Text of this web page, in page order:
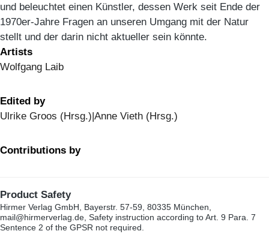
und beleuchtet einen Künstler, dessen Werk seit Ende der
1970er-Jahre Fragen an unseren Umgang mit der Natur
stellt und der darin nicht aktueller sein könnte.
Artists
Wolfgang Laib
Edited by
Ulrike Groos (Hrsg.)|Anne Vieth (Hrsg.)
Contributions by
Product Safety
Hirmer Verlag GmbH, Bayerstr. 57-59, 80335 München,
mail@hirmerverlag.de, Safety instruction according to Art. 9 Para. 7
Sentence 2 of the GPSR not required.